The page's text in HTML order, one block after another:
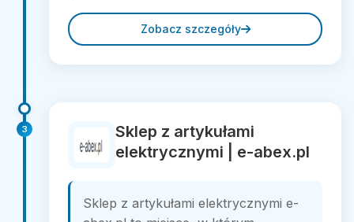
Zobacz szczegóły
3
Sklep z artykułami
elektrycznymi | e-abex.pl
Sklep z artykułami elektrycznymi e-